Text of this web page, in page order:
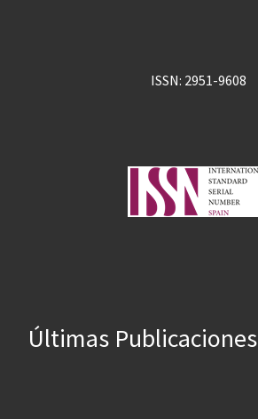
ISSN: 2951-9608
Últimas Publicaciones